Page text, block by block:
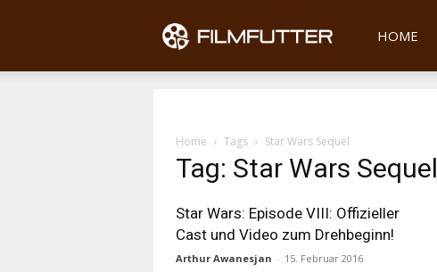
Filmfutter
HOME
Home Tags Star Wars Sequel
Tag: Star Wars Sequel
Star Wars: Episode VIII: Offizieller
Cast und Video zum Drehbeginn!
Arthur Awanesjan - 15. Februar 2016